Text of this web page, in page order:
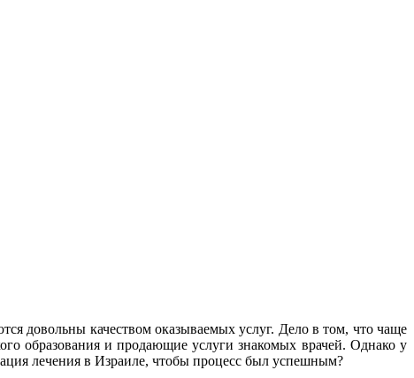
довольны качеством оказываемых услуг. Дело в том, что чаще
образования и продающие услуги знакомых врачей. Однако у
лечения в Израиле, чтобы процесс был успешным?